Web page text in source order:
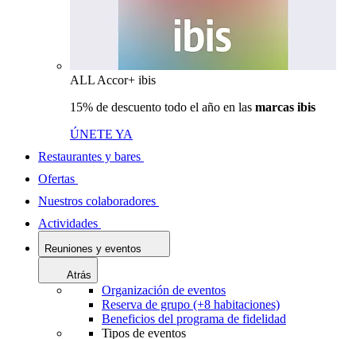
ALL Accor+ ibis
15% de descuento todo el año en las marcas ibis
ÚNETE YA
Restaurantes y bares
Ofertas
Nuestros colaboradores
Actividades
Reuniones y eventos
Atrás
Organización de eventos
Reserva de grupo (+8 habitaciones)
Beneficios del programa de fidelidad
Tipos de eventos